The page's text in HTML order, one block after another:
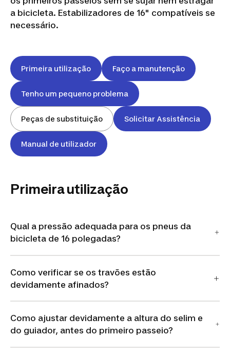
a bicicleta. Estabilizadores de 16" compatíveis se
necessário.
Primeira utilização Faço a manutenção
Tenho um pequeno problema
Peças de substituição Solicitar Assistência
Manual de utilizador
Primeira utilização
Qual a pressão adequada para os pneus da
bicicleta de 16 polegadas?
Como verificar se os travões estão
devidamente afinados?
Como ajustar devidamente a altura do selim e
do guiador, antes do primeiro passeio?